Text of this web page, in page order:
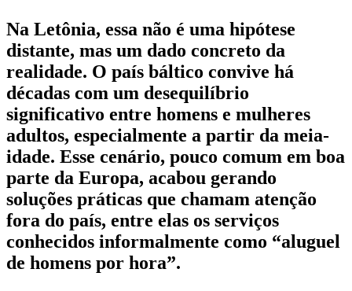
Na Letônia, essa não é uma hipótese
distante, mas um dado concreto da
realidade. O país báltico convive há
décadas com um desequilíbrio
significativo entre homens e mulheres
adultos, especialmente a partir da meia-
idade. Esse cenário, pouco comum em boa
parte da Europa, acabou gerando
soluções práticas que chamam atenção
fora do país, entre elas os serviços
conhecidos informalmente como “aluguel
de homens por hora”.